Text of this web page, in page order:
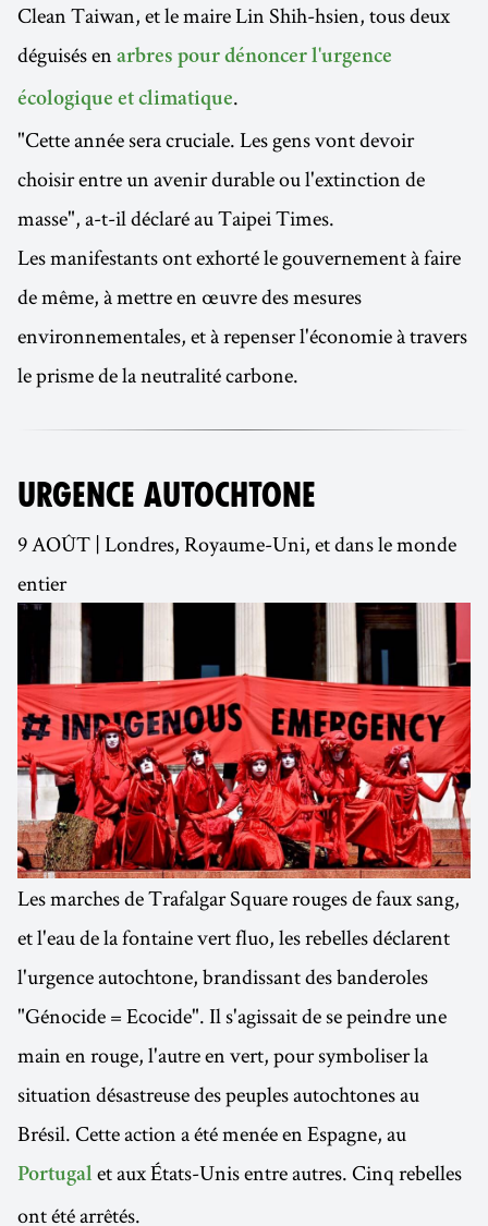
Clean Taiwan, et le maire Lin Shih-hsien, tous deux
déguisés en arbres pour dénoncer l'urgence
écologique et climatique.
"Cette année sera cruciale. Les gens vont devoir
choisir entre un avenir durable ou l'extinction de
masse", a-t-il déclaré au Taipei Times.
Les manifestants ont exhorté le gouvernement à faire
de même, à mettre en œuvre des mesures
environnementales, et à repenser l'économie à travers
le prisme de la neutralité carbone.
URGENCE AUTOCHTONE
9 AOÛT | Londres, Royaume-Uni, et dans le monde
entier
Les marches de Trafalgar Square rouges de faux sang,
et l'eau de la fontaine vert fluo, les rebelles déclarent
l'urgence autochtone, brandissant des banderoles
"Génocide = Ecocide". Il s'agissait de se peindre une
main en rouge, l'autre en vert, pour symboliser la
situation désastreuse des peuples autochtones au
Brésil. Cette action a été menée en Espagne, au
Portugal et aux États-Unis entre autres. Cinq rebelles
ont été arrêtés.